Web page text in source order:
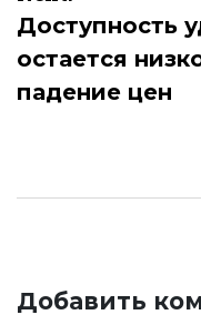
Доступность
остается
падение цен
Добавить